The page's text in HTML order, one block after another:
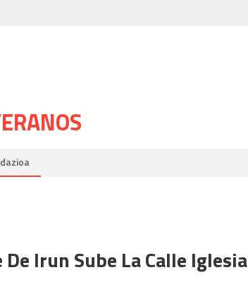
Irun Sube La Calle Iglesia